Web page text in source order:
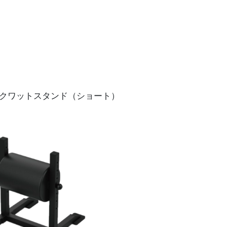
ワットスタンド（ショート）